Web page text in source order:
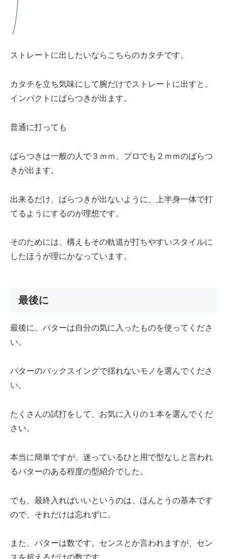
ストレートに出したいならこちらのカタチです。
カタチを立ち気味にして腕だけでストレートに出すと、
インパクトにばらつきが出ます。
普通に打っても
ばらつきは一般の人で３ｍｍ、プロでも２ｍｍのばらつ
きが出ます。
出来るだけ、ばらつきが出ないように、上半身一体で打
てるようにするのが理想です。
そのためには、構えもその軌道が打ちやすいスタイルに
したほうが理にかなっています。
最後に
最後に、パターは自分の気に入ったものを使ってくださ
い。
パターのバックスイングで揺れないモノを選んでくださ
い。
たくさんの試打をして、お気に入りの１本を選んでくだ
さい。
本当に簡単ですが、迷っているひと用で型なしと言われ
るパターのある程度の型紹介でした。
でも、最終入ればいいというのは、ほんとうの基本です
ので、それだけは忘れずに。
また、パターは数です。センスとか言われますが、セン